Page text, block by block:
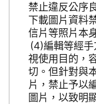
禁止違反公序
下載圖片資料
信片等照片本
編輯等經
視使用目的，
切。但針對與
片，禁止予以
圖片，以致明